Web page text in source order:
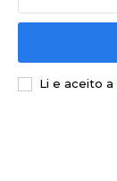
Li e aceito a